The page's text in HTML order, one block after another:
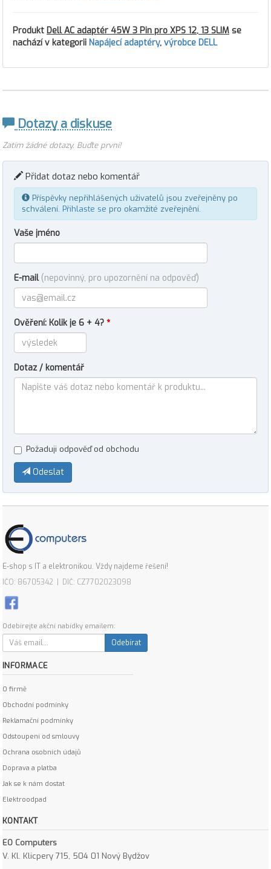
Produkt Dell AC adaptér 45W 3 Pin pro XPS 12, 13 SLIM se
nachází v kategorii Napájecí adaptéry, výrobce DELL
Dotazy a diskuse
Zatím žádné dotazy. Buďte první!
Přidat dotaz nebo komentář
Příspěvky nepřihlášených uživatelů jsou zveřejněny po
schválení. Přihlaste se pro okamžité zveřejnění.
Vaše jméno
E-mail (nepovinný, pro upozornění na odpověď)
Ověření: Kolik je 6 + 4? *
Dotaz / komentář
Požaduji odpověď od obchodu
Odeslat
E-shop s IT a elektronikou. Vždy najdeme řešení!
IČO: 86705342 | DIČ: CZ7702023098
Odebírejte akční nabídky emailem:
Odebírat
INFORMACE
O firmě
Obchodní podmínky
Reklamační podmínky
Odstoupení od smlouvy
Ochrana osobních údajů
Doprava a platba
Jak se k nám dostat
Elektroodpad
KONTAKT
EO Computers
V. Kl. Klicpery 715, 504 01 Nový Bydžov